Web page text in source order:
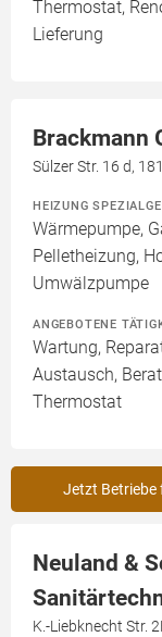
Thermostat,
Lieferung
Brackmann
Sülzer Str. 16 d,
HEIZUNG
Wärmepumpe,
Pelletheizung,
Umwälzpumpe
ANGEBOTENE
Wartung,
Austausch,
Thermostat
Jetzt Betriebe
Neuland &
K.-Liebknecht Str.